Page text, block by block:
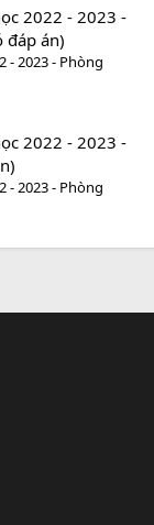
2022 - 2023 -
đáp án)
- 2023 - Phòng
2022 - 2023 -
- 2023 - Phòng